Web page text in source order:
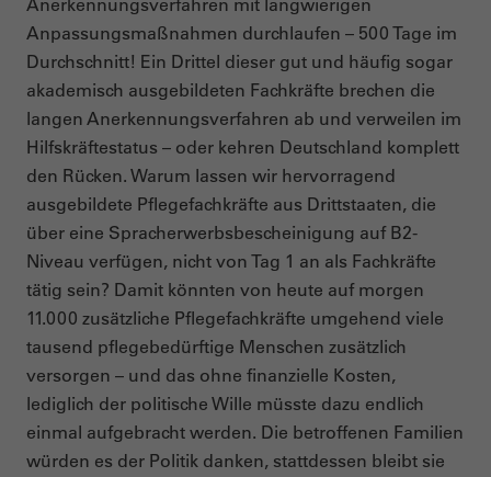
Anerkennungsverfahren mit langwierigen
Anpassungsmaßnahmen durchlaufen – 500 Tage im
Durchschnitt! Ein Drittel dieser gut und häufig sogar
akademisch ausgebildeten Fachkräfte brechen die
langen Anerkennungsverfahren ab und verweilen im
Hilfskräftestatus – oder kehren Deutschland komplett
den Rücken. Warum lassen wir hervorragend
ausgebildete Pflegefachkräfte aus Drittstaaten, die
über eine Spracherwerbsbescheinigung auf B2-
Niveau verfügen, nicht von Tag 1 an als Fachkräfte
tätig sein? Damit könnten von heute auf morgen
11.000 zusätzliche Pflegefachkräfte umgehend viele
tausend pflegebedürftige Menschen zusätzlich
versorgen – und das ohne finanzielle Kosten,
lediglich der politische Wille müsste dazu endlich
einmal aufgebracht werden. Die betroffenen Familien
würden es der Politik danken, stattdessen bleibt sie